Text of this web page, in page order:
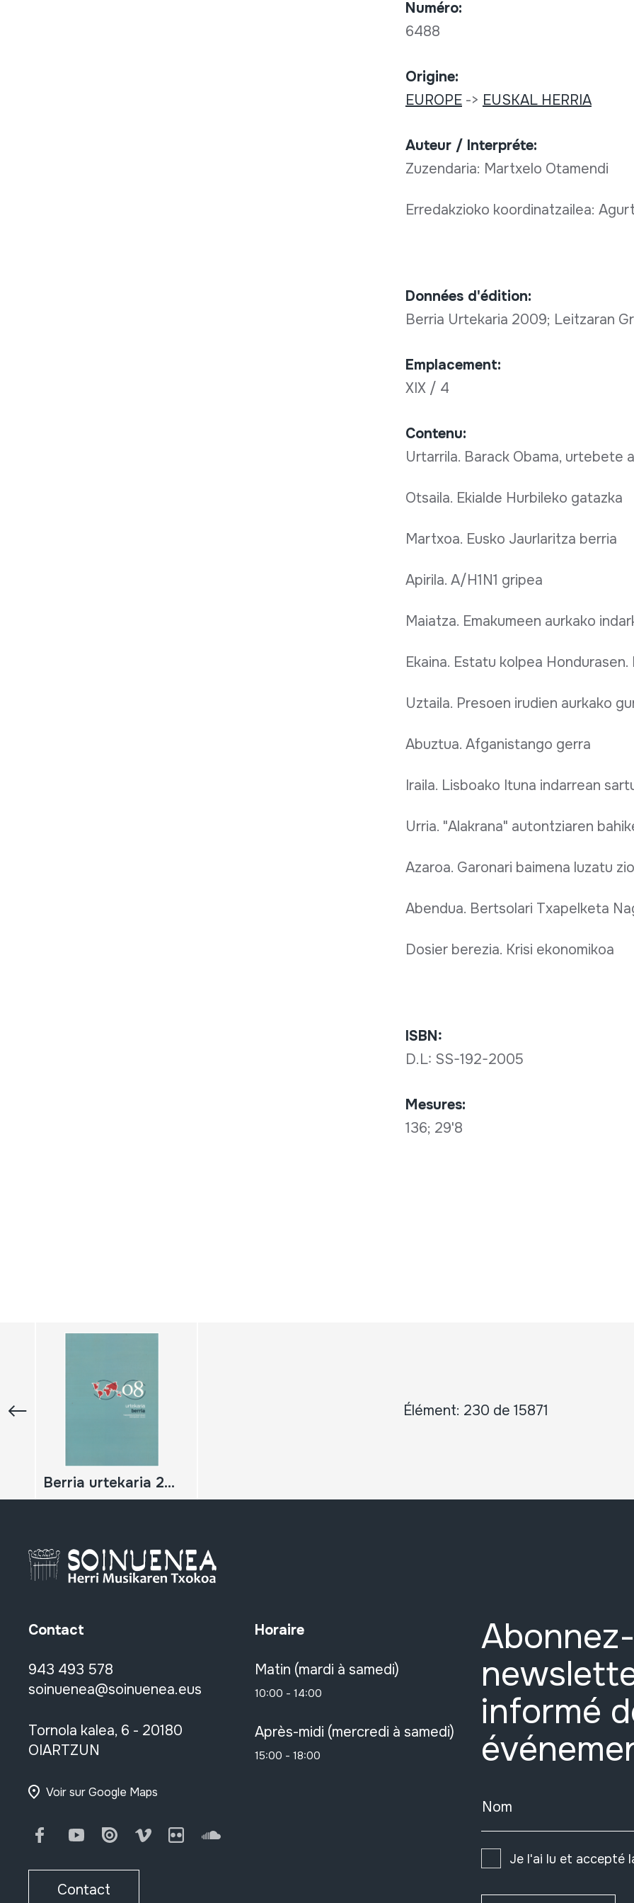
Numéro:
6488
Origine:
EUROPE-> EUSKAL HERRIA
Auteur / Interpréte:
Zuzendaria: Martxelo Otamendi
Erredakzioko koordinatzailea:
Données d'édition:
Berria Urtekaria 2009; Leitzaran
Emplacement:
XIX / 4
Contenu:
Urtarrila. Barack Obama, urtebete
Otsaila. Ekialde Hurbileko gatazka
Martxoa. Eusko Jaurlaritza berria
Apirila. A/H1N1 gripea
Maiatza. Emakumeen aurkako
Ekaina. Estatu kolpea Hondurasen.
Uztaila. Presoen irudien aurkako
Abuztua. Afganistango gerra
Iraila. Lisboako Ituna indarrean
Urria. "Alakrana" autontziaren
Azaroa. Garonari baimena luzatu
Abendua. Bertsolari Txapelketa
Dosier berezia. Krisi ekonomikoa
ISBN:
D.L: SS-192-2005
Mesures:
136; 29'8
Élément: 230 de 15871
Berria urtekaria 2008
Contact
943 493 578
soinuenea@soinuenea.eus
Tornola kalea, 6 - 20180
OIARTZUN
Voir sur Google Maps
FacebookYoutubeIssuu Vimeo FlickrSoundCloud
Contact
Horaire
Matin (mardi à samedi)
10:00 - 14:00
Après-midi (mercredi à samedi)
15:00 - 18:00
informé
Nom
Je l'ai lu et accepté